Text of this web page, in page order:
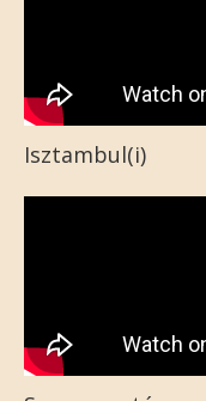
Isztambul(i)